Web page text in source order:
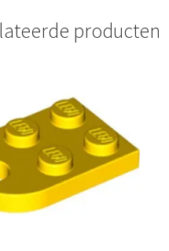
producten